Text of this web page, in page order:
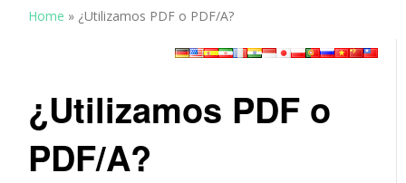
Home » ¿Utilizamos PDF o PDF/A?
¿Utilizamos PDF o
PDF/A?